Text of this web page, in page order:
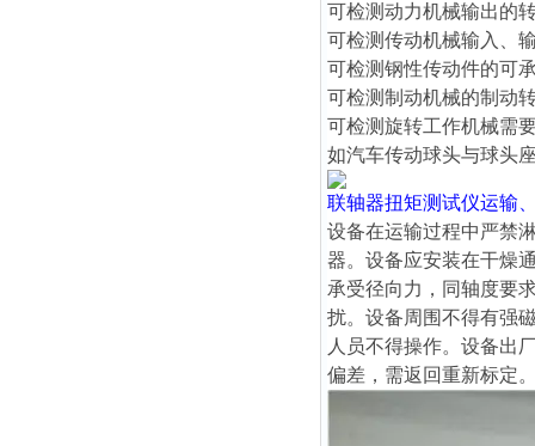
可检测动力机械输出的
可检测传动机械输入、
可检测钢性传动件的可
可检测制动机械的制动
可检测旋转工作机械需
如汽车传动球头与球头
联轴器扭矩测试仪运输
设备在运输过程中严禁
器。设备应安装在干燥
承受径向力，同轴度要
扰。设备周围不得有强
人员不得操作。设备出
偏差，需返回重新标定